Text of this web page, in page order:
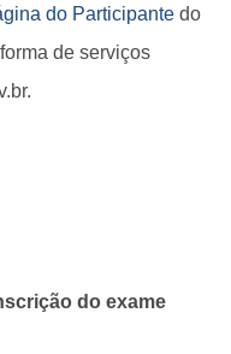
do Participante do
de serviços
do exame